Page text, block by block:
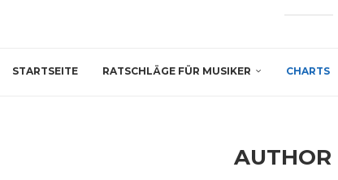
STARTSEITE RATSCHLÄGE FÜR MUSIKER CHARTS
AUTHOR